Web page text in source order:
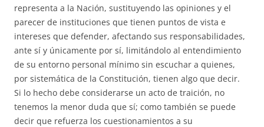
representa a la Nación, sustituyendo las opiniones y el
parecer de instituciones que tienen puntos de vista e
intereses que defender, afectando sus responsabilidades,
ante sí y únicamente por sí, limitándolo al entendimiento
de su entorno personal mínimo sin escuchar a quienes,
por sistemática de la Constitución, tienen algo que decir.
Si lo hecho debe considerarse un acto de traición, no
tenemos la menor duda que sí; como también se puede
decir que refuerza los cuestionamientos a su